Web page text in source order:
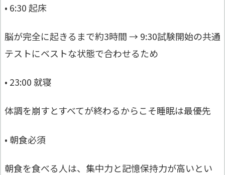
• 6:30 起床
脳が完全に起きるまで約3時間 → 9:30試験開始の共通
テストにベストな状態で合わせるため
• 23:00 就寝
体調を崩すとすべてが終わるからこそ睡眠は最優先
• 朝食必須
朝食を食べる人は、集中力と記憶保持力が高いとい